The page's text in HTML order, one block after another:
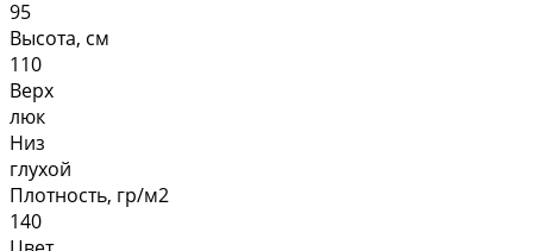
95
Высота, см
110
Верх
люк
Низ
глухой
Плотность, гр/м2
140